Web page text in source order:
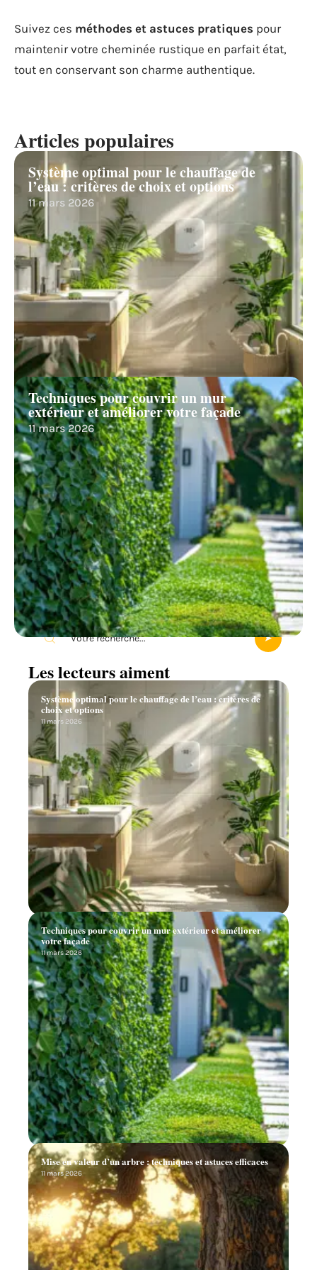
Suivez ces méthodes et astuces pratiques pour
maintenir votre cheminée rustique en parfait état,
tout en conservant son charme authentique.
Articles populaires
Système optimal pour le chauffage de
l’eau : critères de choix et options
11 mars 2026
Techniques pour couvrir un mur
extérieur et améliorer votre façade
11 mars 2026
Recherche
Les lecteurs aiment
Système optimal pour le chauffage de l’eau : critères de
choix et options
11 mars 2026
Techniques pour couvrir un mur extérieur et améliorer
votre façade
11 mars 2026
Mise en valeur d’un arbre : techniques et astuces efficaces
11 mars 2026